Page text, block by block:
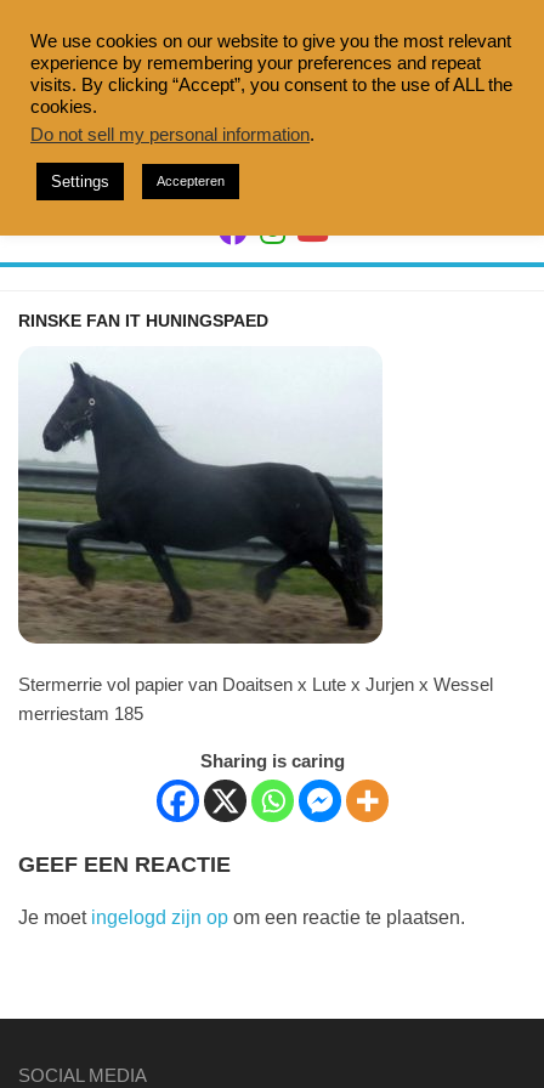
naar
inhoud
RINSKE FAN IT HUNINGSPAED
Stermerrie vol papier van Doaitsen x Lute x Jurjen x Wessel
merriestam 185
Sharing is caring
GEEF EEN REACTIE
Je moet ingelogd zijn op om een reactie te plaatsen.
SOCIAL MEDIA
We use cookies on our website to give you the most relevant
experience by remembering your preferences and repeat
visits. By clicking “Accept”, you consent to the use of ALL the
cookies.
Do not sell my personal information.
Settings Accepteren